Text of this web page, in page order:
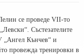
се проведе VII-то
Състезателите
„Ангел Кънчев“ и
провежда тренировки в